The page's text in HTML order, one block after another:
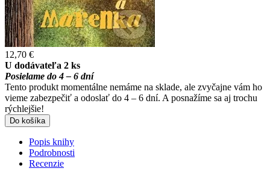
12,70 €
U dodávateľa 2 ks
Posielame do 4 – 6 dní
Tento produkt momentálne nemáme na sklade, ale zvyčajne vám ho
vieme zabezpečiť a odoslať do 4 – 6 dní. A posnažíme sa aj trochu
rýchlejšie!
Do košíka
Popis knihy
Podrobnosti
Recenzie